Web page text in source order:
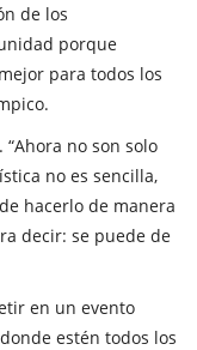
de los
porque
para todos los
no son solo
no es sencilla,
hacerlo de manera
decir: se puede de
en un evento
estén todos los